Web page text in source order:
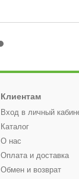
Клиентам
Вход в личный
Каталог
О нас
Оплата и доставка
Обмен и возврат